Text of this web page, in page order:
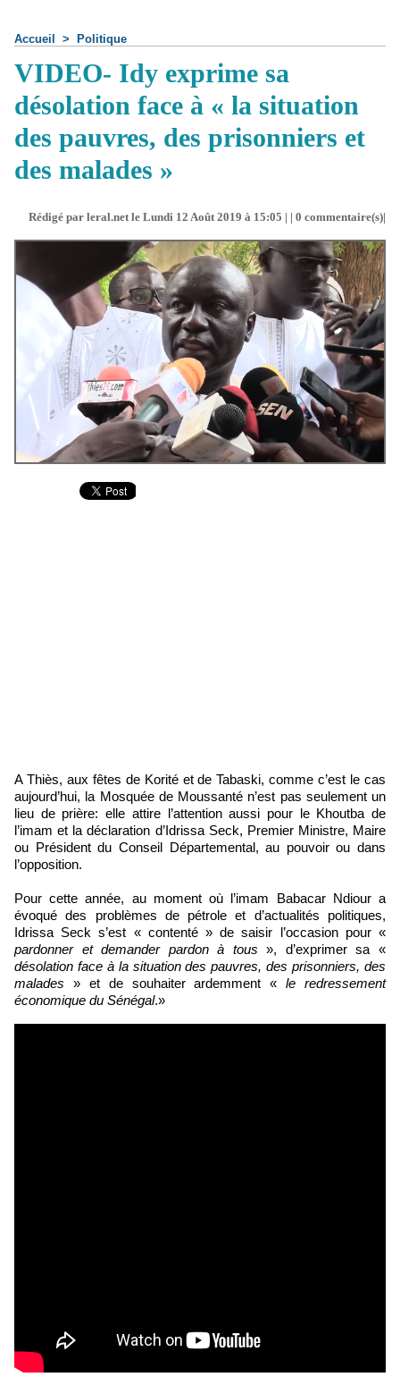
Accueil > Politique
VIDEO- Idy exprime sa
désolation face à « la situation
des pauvres, des prisonniers et
des malades »
Rédigé par leral.net le Lundi 12 Août 2019 à 15:05 | | 0 commentaire(s)|
A Thiès, aux fêtes de Korité et de Tabaski, comme c’est le cas
aujourd’hui, la Mosquée de Moussanté n’est pas seulement un
lieu de prière: elle attire l’attention aussi pour le Khoutba de
l’imam et la déclaration d’Idrissa Seck, Premier Ministre, Maire
ou Président du Conseil Départemental, au pouvoir ou dans
l’opposition.
Pour cette année, au moment où l’imam Babacar Ndiour a
évoqué des problèmes de pétrole et d’actualités politiques,
Idrissa Seck s’est « contenté » de saisir l’occasion pour «
pardonner et demander pardon à tous », d’exprimer sa «
désolation face à la situation des pauvres, des prisonniers, des
malades » et de souhaiter ardemment « le redressement
économique du Sénégal.»